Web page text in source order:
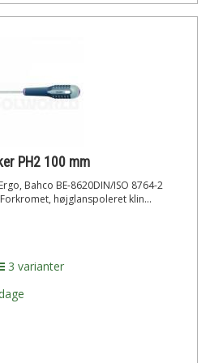
PH2 100 mm
Bahco BE-8620DIN/ISO 8764-2
højglanspoleret klin...
3 varianter